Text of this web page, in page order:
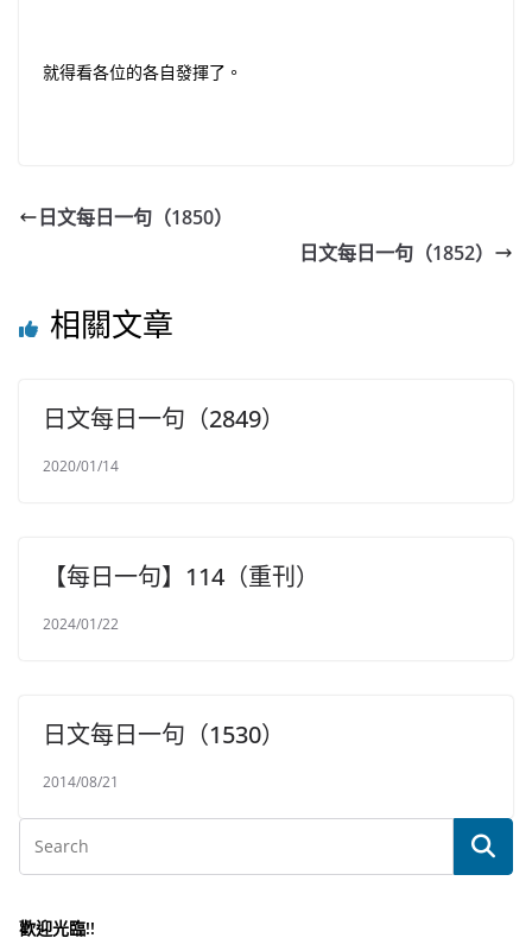
就得看各位的各自發揮了。
日文每日一句（1850）
日文每日一句（1852）
相關文章
日文每日一句（2849）
2020/01/14
【每日一句】114（重刊）
2024/01/22
日文每日一句（1530）
2014/08/21
歡迎光臨!!